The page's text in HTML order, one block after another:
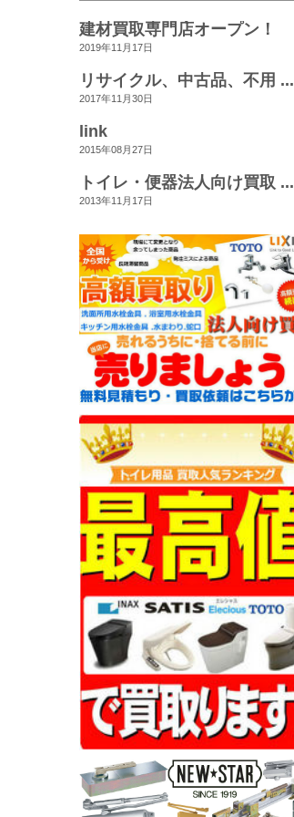
建材買取専門店オープン！
2019年11月17日
リサイクル、中古品、不用 ...
2017年11月30日
link
2015年08月27日
トイレ・便器法人向け買取 ...
2013年11月17日